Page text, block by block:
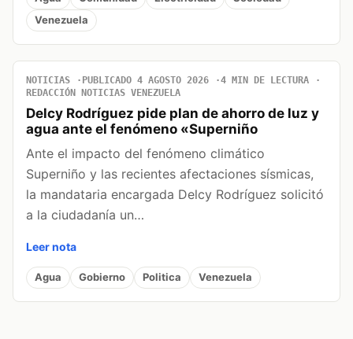
Venezuela
NOTICIAS PUBLICADO 4 AGOSTO 2026
4 MIN DE LECTURA
REDACCIÓN NOTICIAS VENEZUELA
Delcy Rodríguez pide plan de ahorro de luz y
agua ante el fenómeno «Superniño
Ante el impacto del fenómeno climático
Superniño y las recientes afectaciones sísmicas,
la mandataria encargada Delcy Rodríguez solicitó
a la ciudadanía un…
Leer nota
Agua Gobierno Politica Venezuela